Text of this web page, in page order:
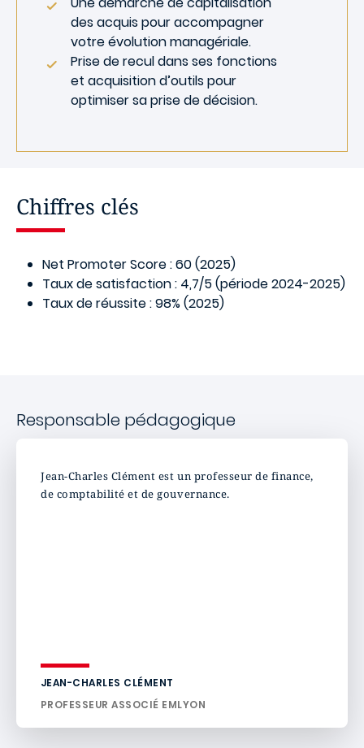
des acquis pour accompagner
votre évolution managériale.
Prise de recul dans ses fonctions
et acquisition d’outils pour
optimiser sa prise de décision.
Chiffres clés
Net Promoter Score : 60 (2025)
Taux de satisfaction : 4,7/5 (période 2024-2025)
Taux de réussite : 98% (2025)
Responsable pédagogique
Jean-Charles Clément est un professeur de finance,
de comptabilité et de gouvernance.
JEAN-CHARLES CLÉMENT
PROFESSEUR ASSOCIÉ EMLYON